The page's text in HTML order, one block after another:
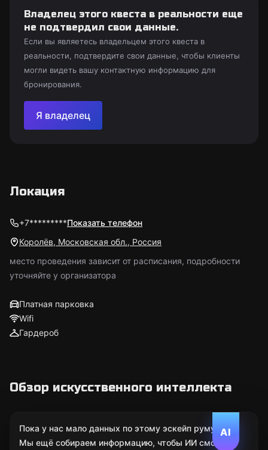
Владелец этого квеста в реальности еще
не подтвердил свои данные.
Если вы являетесь владельцем этого квеста в
реальности, подтвердите свои данные, чтобы клиенты
могли видеть вашу контактную информацию для
бронирования.
Я владелец
Локация
+7*********Показать телефон
Королёв, Московская обл., Россия
место проведения зависит от расписания, подробности
уточняйте у организатора
Платная парковка
Wifi
Гардероб
Обзор искусственного интеллекта
AI
Пока у нас мало данных по этому эскейп руму.
Мы ещё собираем информацию, чтобы ИИ смог